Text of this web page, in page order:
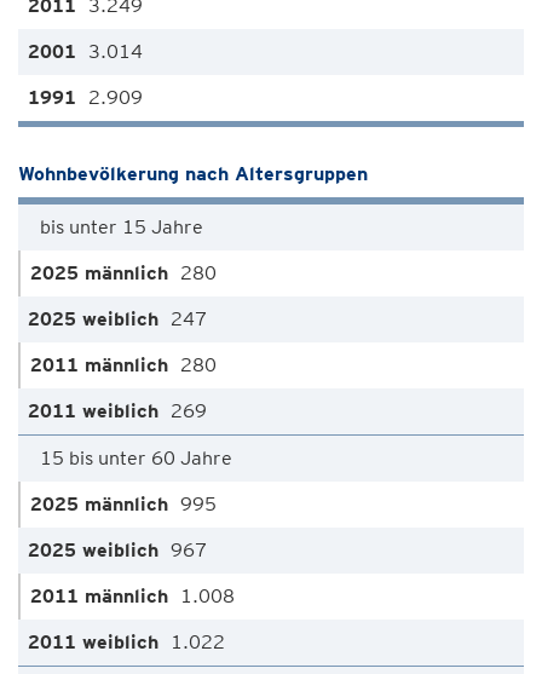
3.249
3.014
2.909
Wohnbevölkerung nach Altersgruppen
bis unter 15 Jahre
280
247
280
269
15 bis unter 60 Jahre
995
967
1.008
1.022